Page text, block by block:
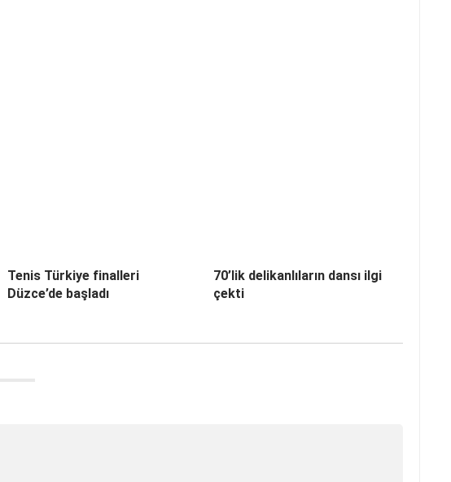
Tenis Türkiye finalleri
Düzce’de başladı
70’lik delikanlıların dansı ilgi
çekti